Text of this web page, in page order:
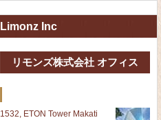
Limonz Inc
リモンズ株式会社 オフィス
1532, ETON Tower Makati